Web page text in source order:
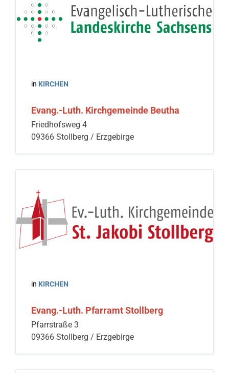
in KIRCHEN
Evang.-Luth. Kirchgemeinde Beutha
Friedhofsweg 4
09366 Stollberg / Erzgebirge
in KIRCHEN
Evang.-Luth. Pfarramt Stollberg
Pfarrstraße 3
09366 Stollberg / Erzgebirge